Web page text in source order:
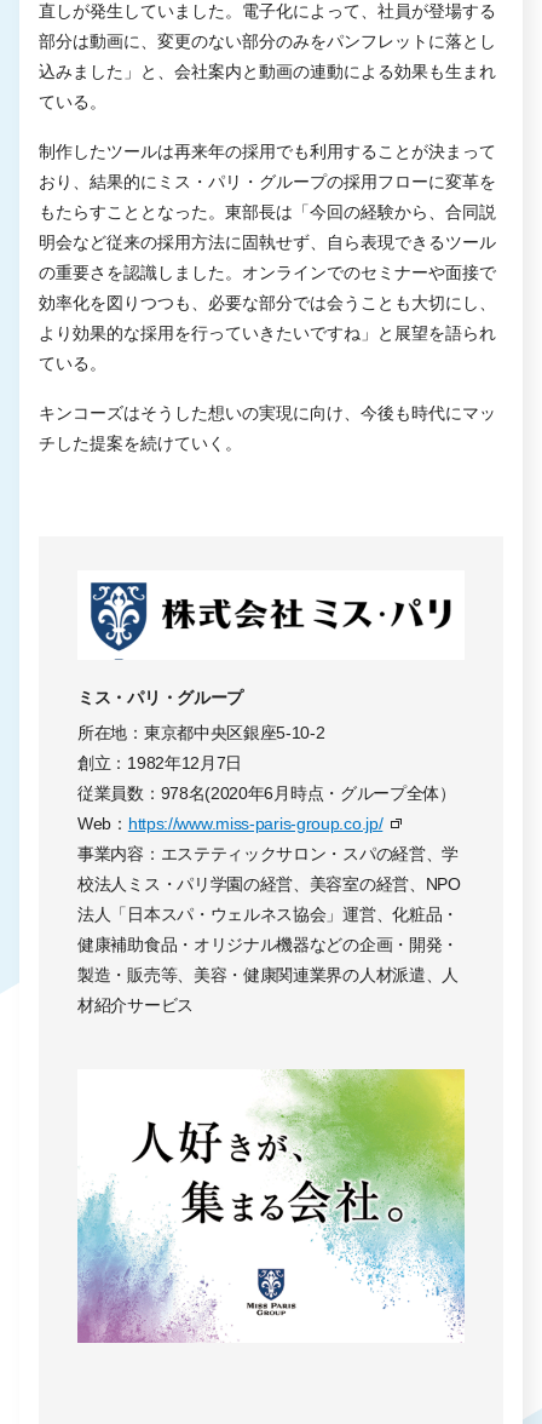
直しが発生していました。電子化によって、社員が登場する
部分は動画に、変更のない部分のみをパンフレットに落とし
込みました」と、会社案内と動画の連動による効果も生まれ
ている。
制作したツールは再来年の採用でも利用することが決まって
おり、結果的にミス・パリ・グループの採用フローに変革を
もたらすこととなった。東部長は「今回の経験から、合同説
明会など従来の採用方法に固執せず、自ら表現できるツール
の重要さを認識しました。オンラインでのセミナーや面接で
効率化を図りつつも、必要な部分では会うことも大切にし、
より効果的な採用を行っていきたいですね」と展望を語られ
ている。
キンコーズはそうした想いの実現に向け、今後も時代にマッ
チした提案を続けていく。
ミス・パリ・グループ
所在地：東京都中央区銀座5-10-2
創立：1982年12月7日
従業員数：978名(2020年6月時点・グループ全体）
Web： https://www.miss-paris-group.co.jp/
事業内容：エステティックサロン・スパの経営、学
校法人ミス・パリ学園の経営、美容室の経営、NPO
法人「日本スパ・ウェルネス協会」運営、化粧品・
健康補助食品・オリジナル機器などの企画・開発・
製造・販売等、美容・健康関連業界の人材派遣、人
材紹介サービス